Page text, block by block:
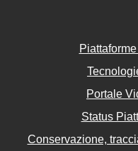
Portale
Status
Conservazione,